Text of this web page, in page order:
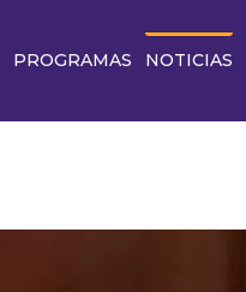
PROGRAMAS NOTICIAS